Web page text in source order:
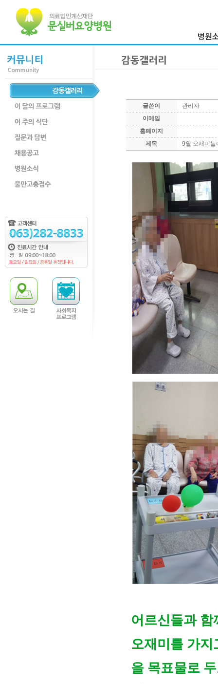
병원
병원
병원둘
부서
찾아오
글쓴이
관리자
이메일
홈페이지
제목
9월 오재미놀
어르신들과
오재미를 가
을 목표물로